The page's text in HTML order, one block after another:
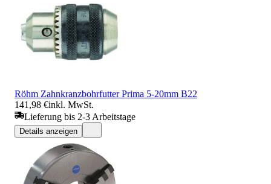
Röhm Zahnkranzbohrfutter Prima 5-20mm B22
141,98 €inkl. MwSt.
Lieferung bis 2-3 Arbeitstage
Details anzeigen